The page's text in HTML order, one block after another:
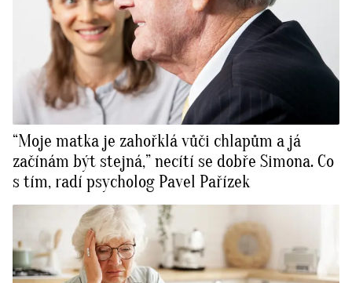
“Moje matka je zahořklá vůči chlapům a já
začínám být stejná,” necítí se dobře Simona. Co
s tím, radí psycholog Pavel Pařízek